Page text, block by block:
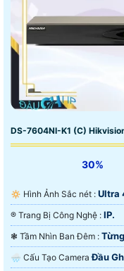
DS-7604NI-K1 (C)
30%
🔅 Hình Ảnh Sắc nét : Ultra
®️ Trang Bị Công Nghệ : IP.
❃ Tầm Nhìn Ban Đêm :
🌧️ Cấu Tạo CameraĐầu